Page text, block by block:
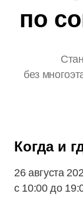
по
без
Когда и
26 августа
с 10:00 до